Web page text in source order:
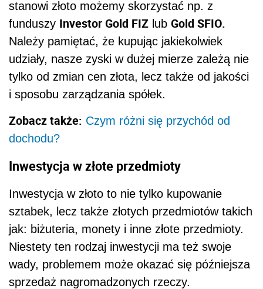
stanowi złoto możemy skorzystać np. z
funduszy Investor Gold FIZ lub Gold SFIO.
Należy pamiętać, że kupując jakiekolwiek
udziały, nasze zyski w dużej mierze zależą nie
tylko od zmian cen złota, lecz także od jakości
i sposobu zarządzania spółek.
Zobacz także: Czym różni się przychód od
dochodu?
Inwestycja w złote przedmioty
Inwestycja w złoto to nie tylko kupowanie
sztabek, lecz także złotych przedmiotów takich
jak: biżuteria, monety i inne złote przedmioty.
Niestety ten rodzaj inwestycji ma też swoje
wady, problemem może okazać się późniejsza
sprzedaż nagromadzonych rzeczy.